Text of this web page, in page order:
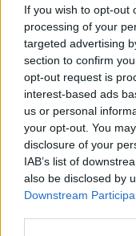
If you wish to opt-out
processing of your
targeted advertising
section to confirm
opt-out request is
interest-based ads
us or personal
your opt-out. You
disclosure of your
IAB’s list of
also be disclosed by
Downstream
ΤΟΞΟΤΗΣ
Η μέρα σου
εδώ, στο τώρα.
στο “μετά”.
στιγμή. Σήμερα η
καθαρότερη ματιά -.
ΑΙΓΟΚΕΡΩΣ